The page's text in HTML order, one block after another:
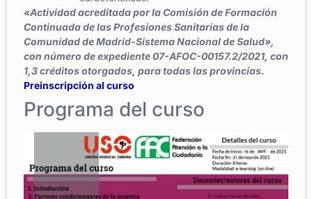
«Actividad acreditada por la Comisión de Formación
Continuada de las Profesiones Sanitarias de la
Comunidad de Madrid-Sistema Nacional de Salud»,
con número de expediente 07-AFOC-00157.2/2021, con
1,3 créditos otorgados, para todas las provincias.
Preinscripción al curso
Programa del curso